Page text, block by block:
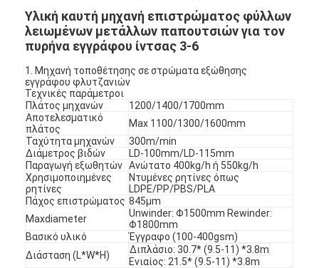
Υλική καυτή μηχανή επιστρώματος φύλλων
λειωμένων μετάλλων παπουτσιών για τον
πυρήνα εγγράφου ίντσας 3-6
1. Μηχανή τοποθέτησης σε στρώματα εξώθησης
εγγράφου φλυτζανιών
Τεχνικές παράμετροι
Πλάτος μηχανών
1200/1400/1700mm
Αποτελεσματικό
πλάτος
Max 1100/1300/1600mm
Ταχύτητα μηχανών
300m/min
Διάμετρος βιδών
LD-100mm/LD-115mm
Παραγωγή εξωθητών Ανώτατο 400kg/h ή 550kg/h
Χρησιμοποιημένες
ρητίνες
Ντυμένες ρητίνες όπως
LDPE/PP/PBS/PLA
Πάχος επιστρώματος 845μm
Maxdiameter
Unwinder: Φ1500mm Rewinder:
Φ1800mm
Βασικό υλικό
Έγγραφο (100-400gsm)
Διάσταση (L*W*H)
Διπλάσιο: 30.7* (9.5-11) *3.8m
Ενιαίος: 21.5* (9.5-11) *3.8m